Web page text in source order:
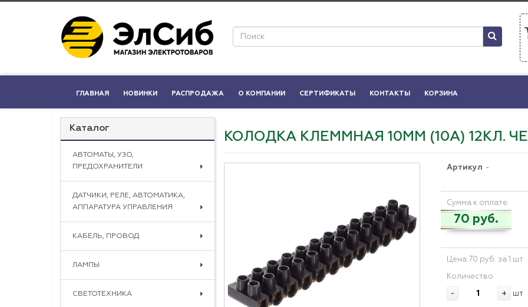
ГЛАВНАЯ НОВИНКИ РАСПРОДАЖА О КОМПАНИИ СЕРТИФИКАТЫ КОНТАКТЫ КОРЗИНА
Каталог
АВТОМАТЫ, УЗО,
ПРЕДОХРАНИТЕЛИ
ДАТЧИКИ, РЕЛЕ, АВТОМАТИКА,
АППАРАТУРА УПРАВЛЕНИЯ
КАБЕЛЬ, ПРОВОД
ЛАМПЫ
СВЕТОТЕХНИКА
КОЛОДКА КЛЕММНАЯ 10ММ (10А) 12КЛ.
Артикул -
Сумма к оплате:
70 руб.
Цена 70 руб. за 1 шт
Количество
- + шт